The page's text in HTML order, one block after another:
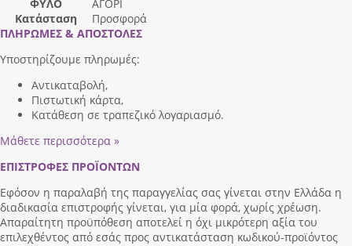
ΦΥΛΟ
ΑΓΟΡΙ
Κατάσταση
Προσφορά
ΠΛΗΡΩΜΕΣ & ΑΠΟΣΤΟΛΕΣ
Υποστηρίζουμε πληρωμές:
Αντικαταβολή,
Πιστωτική κάρτα,
Κατάθεση σε τραπεζικό λογαριασμό.
Μάθετε περισσότερα »
ΕΠΙΣΤΡΟΦΕΣ ΠΡΟΪΟΝΤΩΝ
Εφόσον η παραλαβή της παραγγελίας σας γίνεται στην Ελλάδα η
διαδικασία επιστροφής γίνεται, για μία φορά, χωρίς χρέωση.
Απαραίτητη προϋπόθεση αποτελεί η όχι μικρότερη αξία του
επιλεχθέντος από εσάς προς αντικατάσταση κωδικού-προϊόντος